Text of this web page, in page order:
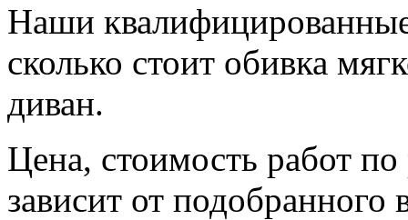
Наши
сколько стоит обивка
диван.
Цена, стоимость работ
зависит от подобранного